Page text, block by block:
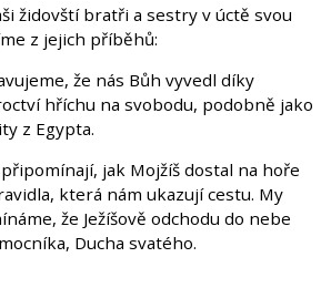
židovští bratři a sestry v úctě svou
z jejich příběhů:
že nás Bůh vyvedl díky
hříchu na svobodu, podobně jako
z Egypta.
jak Mojžíš dostal na hoře
která nám ukazují cestu. My
že Ježíšově odchodu do nebe
Ducha svatého.